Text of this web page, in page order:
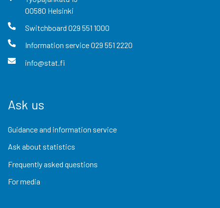
00580 Helsinki
Switchboard 029 551 1000
Information service029 551 2220
info@stat.fi
Ask us
Guidance and information service
Ask about statistics
Frequently asked questions
For media